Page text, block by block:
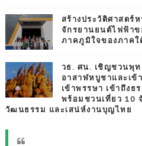
สร้างประวัติศาสตร์
จักรยานยนต์ไฟฟ้า
ภาคภูมิใจของภาคใ
วธ. ศน. เชิญชวนพุ
อาสาฬหบูชาและเข้
เข้าพรรษา เข้าถึงธ
พร้อมชวนเที่ยว 10
วัฒนธรรม และเสน่ห์งานบุญไทย